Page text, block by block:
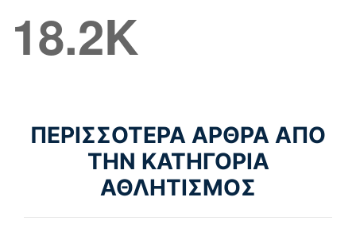
18.2K
ΠΕΡΙΣΣΟΤΕΡΑ ΑΡΘΡΑ ΑΠΟ
ΤΗΝ ΚΑΤΗΓΟΡΙΑ
ΑΘΛΗΤΙΣΜΟΣ